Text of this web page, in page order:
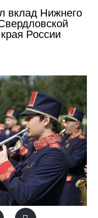
вклад Нижнего
России